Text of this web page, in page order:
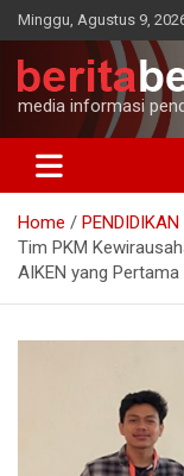
Skip
to
content
Minggu, Agustus 9,
media informasi
Home
PENDIDIKAN
Tim PKM
AIKEN yang